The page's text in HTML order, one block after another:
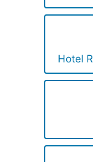
Hotel